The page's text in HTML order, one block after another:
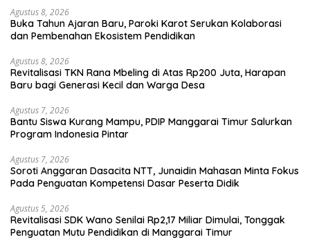
Agustus 8, 2026
Buka Tahun Ajaran Baru, Paroki Karot Serukan Kolaborasi
dan Pembenahan Ekosistem Pendidikan
Agustus 8, 2026
Revitalisasi TKN Rana Mbeling di Atas Rp200 Juta, Harapan
Baru bagi Generasi Kecil dan Warga Desa
Agustus 7, 2026
Bantu Siswa Kurang Mampu, PDIP Manggarai Timur Salurkan
Program Indonesia Pintar
Agustus 7, 2026
Soroti Anggaran Dasacita NTT, Junaidin Mahasan Minta Fokus
Pada Penguatan Kompetensi Dasar Peserta Didik
Agustus 5, 2026
Revitalisasi SDK Wano Senilai Rp2,17 Miliar Dimulai, Tonggak
Penguatan Mutu Pendidikan di Manggarai Timur